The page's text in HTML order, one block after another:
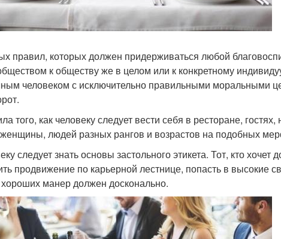
правил, которых должен придерживаться любой
к обществу же в целом или к конкретному
человеком с исключительно правильными моральными
того, как человеку следует вести себя в ресторане,
людей разных рангов и возрастов на подобных
следует знать основы застольного этикета. Тот, кто хочет
продвижение по карьерной лестнице, попасть в высокие
манер должен досконально.